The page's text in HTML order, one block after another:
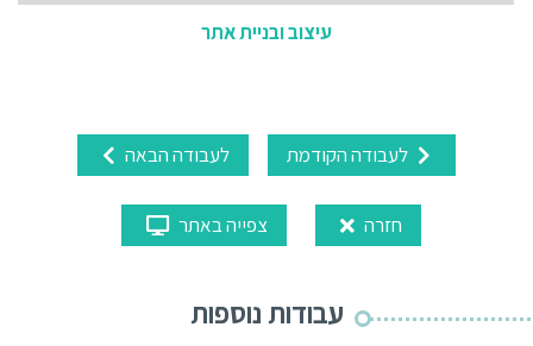
עיצוב ובניית אתר
לעבודה הבאה
צפייה באתר חזרה
עבודות נוספות